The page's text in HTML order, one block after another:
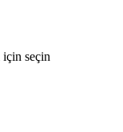
için seçin